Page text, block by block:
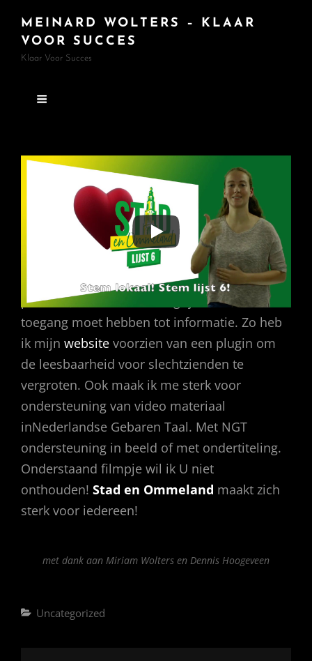
MEINARD WOLTERS – KLAAR
VOOR SUCCES
Klaar Voor Succes
Toegankelijke informatie
11 november 2018
Als kandidaat raadslid#lijst6 #plek6
Stad en Ommelanden als privé
persoon, vind ik het belangrijk dat iedereen
toegang moet hebben tot informatie. Zo heb
ik mijn website voorzien van een plugin om
de leesbaarheid voor slechtzienden te
vergroten. Ook maak ik me sterk voor
ondersteuning van video materiaal
inNederlandse Gebaren Taal. Met NGT
ondersteuning in beeld of met ondertiteling.
Onderstaand filmpje wil ik U niet
onthouden! Stad en Ommeland maakt zich
sterk voor iedereen!
met dank aan Miriam Wolters en Dennis Hoogeveen
Categories
Uncategorized